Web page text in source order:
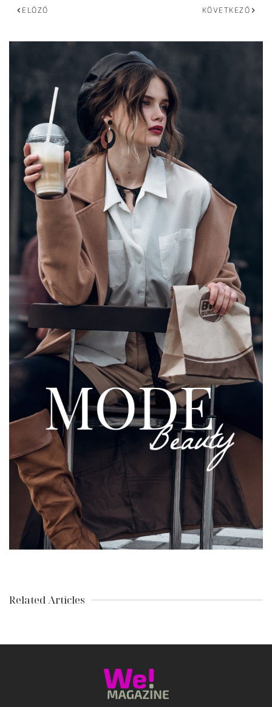
ELŐZŐ KÖVETKEZŐ
Related Articles